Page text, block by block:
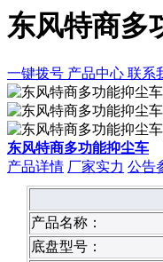
东风特商多
一键拨号 产品中心 联系
东风特商多功能抑尘车
产品详情 厂家实力 公告
产品名称：
底盘型号：